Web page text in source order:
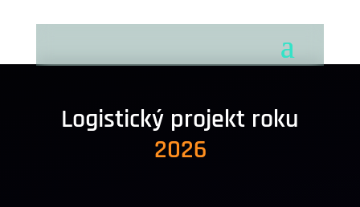
Logistický projekt roku
2026